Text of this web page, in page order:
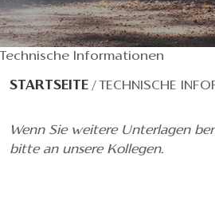
Technische Informationen
STARTSEITE / TECHNISCHE
Wenn Sie weitere Unterlagen
bitte an unsere Kollegen.